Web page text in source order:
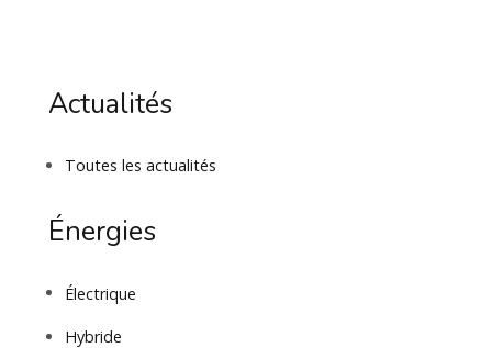
Actualités
Toutes les actualités
Énergies
Électrique
Hybride